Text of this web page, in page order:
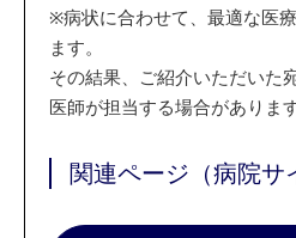
※病状に合わせて、最適な医
ます。
その結果、ご紹介いただいた
医師が担当する場合があります
関連ページ（病院サ